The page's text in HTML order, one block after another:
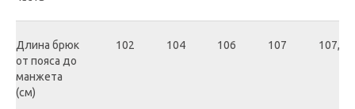
Длина брюк
от пояса до
манжета
(см)
102 104 106 107 107,5